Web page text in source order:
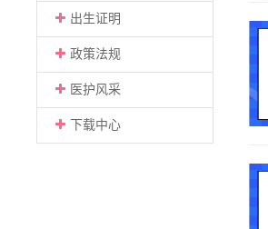
出生证明
政策法规
医护风采
下载中心